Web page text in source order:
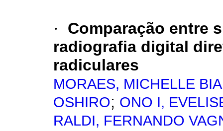
·
Comparação entre
radiografia digital
radiculares
MORAES, MICHELLE
OSHIRO; ONO I,
RALDI, FERNANDO